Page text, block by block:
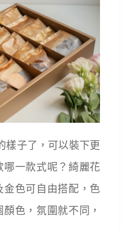
樣子了，可以裝下更
哪一款式呢？綺麗花
金色可自由搭配，色
色，氛圍就不同，